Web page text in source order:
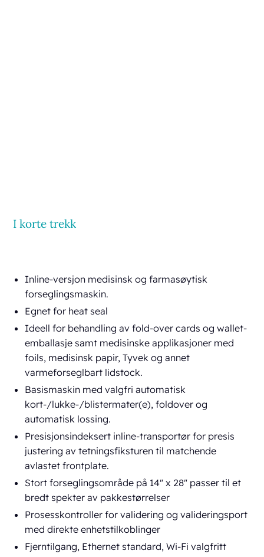
I korte trekk
Inline-versjon medisinsk og farmasøytisk
forseglingsmaskin.
Egnet for heat seal
Ideell for behandling av fold-over cards og wallet-
emballasje samt medisinske applikasjoner med
foils, medisinsk papir, Tyvek og annet
varmeforseglbart lidstock.
Basismaskin med valgfri automatisk
kort-/lukke-/blistermater(e), foldover og
automatisk lossing.
Presisjonsindeksert inline-transportør for presis
justering av tetningsfiksturen til matchende
avlastet frontplate.
Stort forseglingsområde på 14" x 28" passer til et
bredt spekter av pakkestørrelser
Prosesskontroller for validering og valideringsport
med direkte enhetstilkoblinger
Fjerntilgang, Ethernet standard, Wi-Fi valgfritt